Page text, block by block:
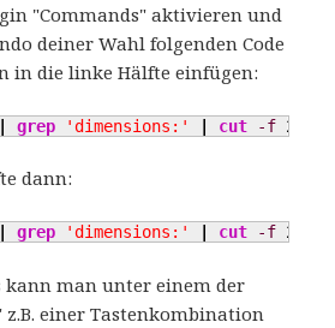
"Commands" aktivieren und
deiner Wahl folgenden Code
in die linke Hälfte einfügen:
grep 'dimensions:' cut -f 2
dann:
grep 'dimensions:' cut -f 2
kann man unter einem der
z.B. einer Tastenkombination